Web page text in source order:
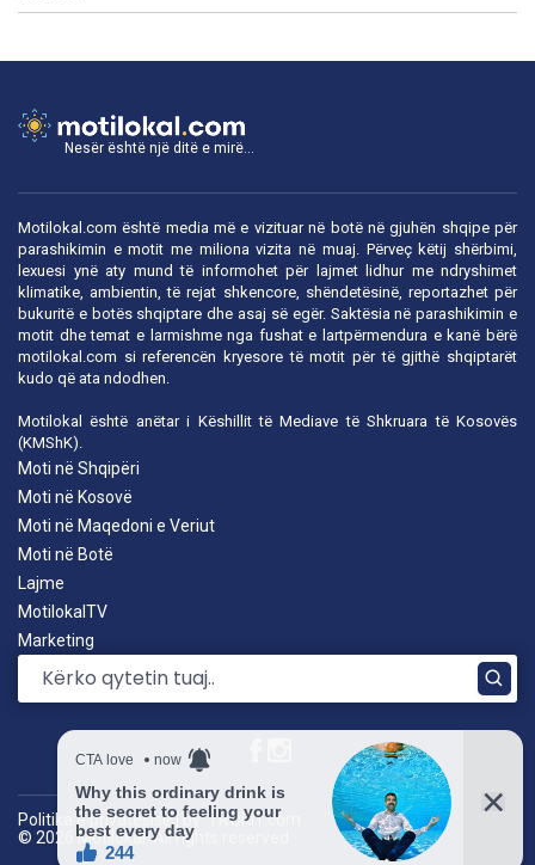
Nesër është një ditë e mirë...
Motilokal.com është media më e vizituar në botë në gjuhën shqipe për
parashikimin e motit me miliona vizita në muaj. Përveç këtij shërbimi,
lexuesi ynë aty mund të informohet për lajmet lidhur me ndryshimet
klimatike, ambientin, të rejat shkencore, shëndetësinë, reportazhet për
bukuritë e botës shqiptare dhe asaj së egër. Saktësia në parashikimin e
motit dhe temat e larmishme nga fushat e lartpërmendura e kanë bërë
motilokal.com si referencën kryesore të motit për të gjithë shqiptarët
kudo që ata ndodhen.
Motilokal është anëtar i Këshillit të Mediave të Shkruara të Kosovës
(KMShK).
Moti në Shqipëri
Moti në Kosovë
Moti në Maqedoni e Veriut
Moti në Botë
Lajme
MotilokalTV
Marketing
© 2026 Motilokal. All rights reserved
Politika e privatësisë| by: TROKIT.com